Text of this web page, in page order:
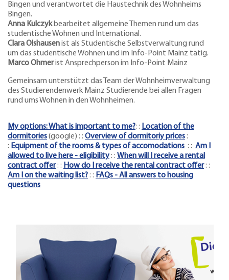
Bingen und verantwortet die Haustechnik des Wohnheims
Bingen.
Anna Kulczykbearbeitet allgemeine Themen rund um das
studentische Wohnen und International.
Clara Olshausenist als Studentische Selbstverwaltung rund
um das studentische Wohnen und im Info-Point Mainz tätig.
Marco Ohmerist Ansprechperson im Info-Point Mainz
Gemeinsam unterstützt das Team der Wohnheimverwaltung
des Studierendenwerk Mainz Studierende bei allen Fragen
rund ums Wohnen in den Wohnheimen.
My options: What is important to me?: : Location of the
dormitories(google) : : Overview of dormitoriy prices:
: Equipment of the rooms & types of accomodations : : Am I
allowed to live here - eligibility: : When will I receive a rental
contract offer: : How do I receive the rental contract offer: :
Am I on the waiting list?: : FAQs - All answers to housing
questions